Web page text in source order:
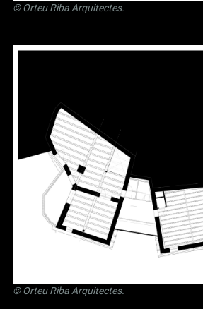
©Orteu Riba Arquitectes.
©Orteu Riba Arquitectes.